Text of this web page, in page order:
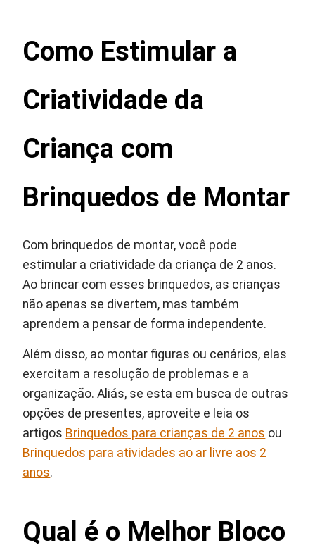
Como Estimular a
Criatividade da
Criança com
Brinquedos de Montar
Com brinquedos de montar, você pode
estimular a criatividade da criança de 2 anos.
Ao brincar com esses brinquedos, as crianças
não apenas se divertem, mas também
aprendem a pensar de forma independente.
Além disso, ao montar figuras ou cenários, elas
exercitam a resolução de problemas e a
organização. Aliás, se esta em busca de outras
opções de presentes, aproveite e leia os
artigos Brinquedos para crianças de 2 anos ou
Brinquedos para atividades ao ar livre aos 2
anos.
Qual é o Melhor Bloco